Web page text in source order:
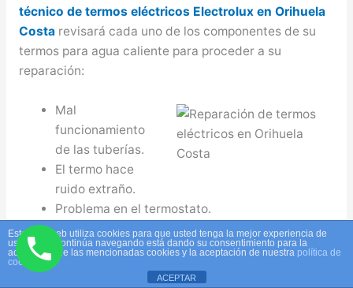
técnico de termos eléctricos Electrolux en Orihuela
Costarevisará cada uno de los componentes de su
termos para agua caliente para proceder a su
reparación:
Mal
funcionamiento
de las tuberías.
El termo hace
ruido extraño.
Problema en el termostato.
La temperatura no varía.
La temperatura es extremadamente alta o baja.
Poca presión del agua debido a que la válvula
Este sitio web utiliza cookies para que usted tenga la mejor experiencia de
usuario. Si continúa navegando está dando su consentimiento para la
aceptación de las mencionadas cookies y la aceptación de nuestra política de
cookies
ACEPTAR